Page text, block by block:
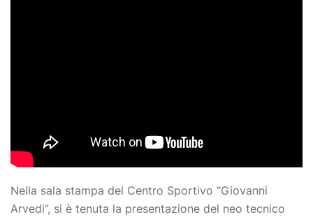
Nella sala stampa del Centro Sportivo “Giovanni
Arvedi”, si è tenuta la presentazione del neo tecnico